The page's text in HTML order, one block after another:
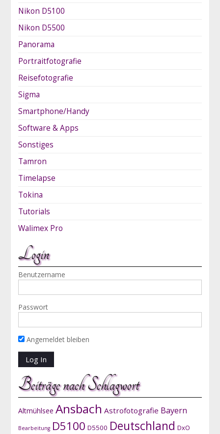
Nikon D5100
Nikon D5500
Panorama
Portraitfotografie
Reisefotografie
Sigma
Smartphone/Handy
Software & Apps
Sonstiges
Tamron
Timelapse
Tokina
Tutorials
Walimex Pro
Login
Benutzername
Passwort
Angemeldet bleiben
Beiträge nach Schlagwort
Altmühlsee Ansbach Astrofotografie Bayern
Bearbeitung D5100 D5500 Deutschland DxO